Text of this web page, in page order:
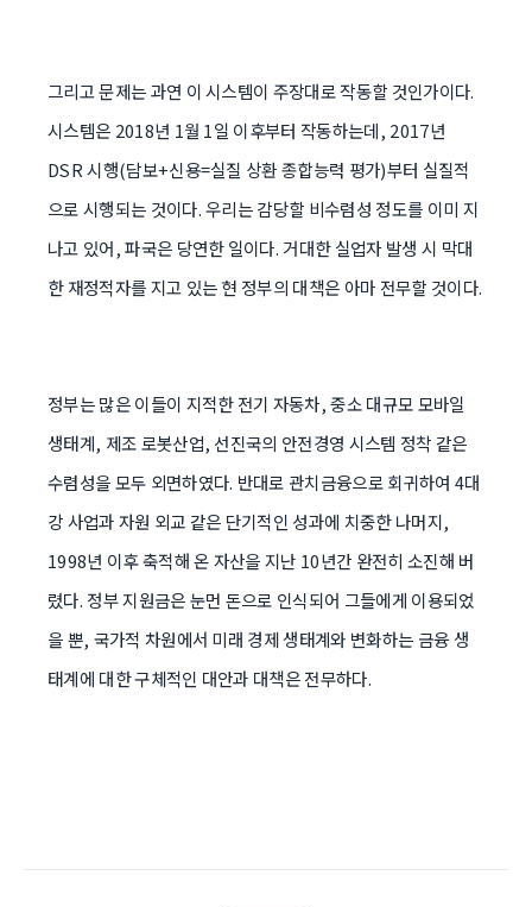
그리고 문제는 과연 이 시스템이 주장대로 작동할 것인가이다.
시스템은 2018년 1월 1일 이후부터 작동하는데, 2017년
DSR 시행(담보+신용=실질 상환 종합능력 평가)부터 실질적
으로 시행되는 것이다. 우리는 감당할 비수렴성 정도를 이미 지
나고 있어, 파국은 당연한 일이다. 거대한 실업자 발생 시 막대
한 재정적자를 지고 있는 현 정부의 대책은 아마 전무할 것이다.
정부는 많은 이들이 지적한 전기 자동차, 중소 대규모 모바일
생태계, 제조 로봇산업, 선진국의 안전경영 시스템 정착 같은
수렴성을 모두 외면하였다. 반대로 관치금융으로 회귀하여 4대
강 사업과 자원 외교 같은 단기적인 성과에 치중한 나머지,
1998년 이후 축적해 온 자산을 지난 10년간 완전히 소진해 버
렸다. 정부 지원금은 눈먼 돈으로 인식되어 그들에게 이용되었
을 뿐, 국가적 차원에서 미래 경제 생태계와 변화하는 금융 생
태계에 대한 구체적인 대안과 대책은 전무하다.